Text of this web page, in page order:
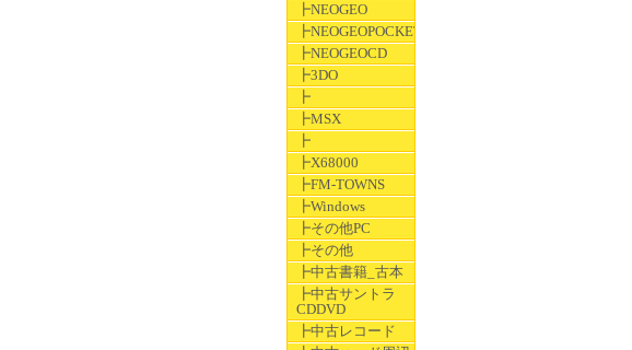
┣NEOGEO
┣NEOGEOPOCKET
┣NEOGEOCD
┣3DO
┣
┣MSX
┣
┣X68000
┣FM-TOWNS
┣Windows
┣その他PC
┣その他
┣中古書籍_古本
┣中古サントラ
CDDVD
┣中古レコード